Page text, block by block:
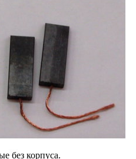
без корпуса.